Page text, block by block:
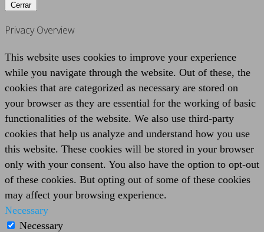
Cerrar
Privacy Overview
This website uses cookies to improve your experience
while you navigate through the website. Out of these, the
cookies that are categorized as necessary are stored on
your browser as they are essential for the working of basic
functionalities of the website. We also use third-party
cookies that help us analyze and understand how you use
this website. These cookies will be stored in your browser
only with your consent. You also have the option to opt-out
of these cookies. But opting out of some of these cookies
may affect your browsing experience.
Necessary
Necessary